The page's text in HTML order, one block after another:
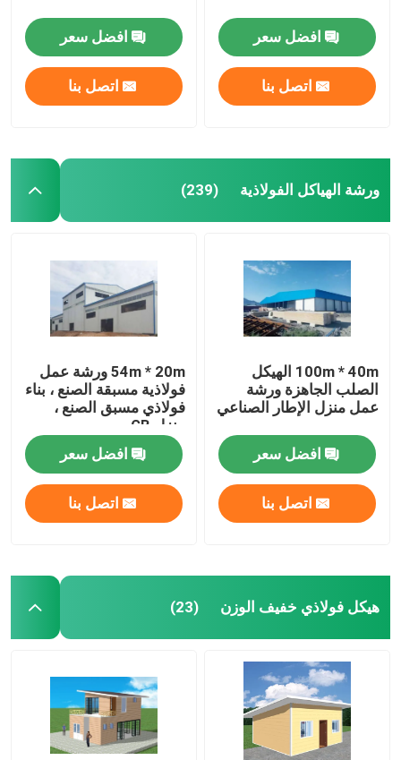
افضل سعر
اتصل بنا
افضل سعر
اتصل بنا
ورشة الهياكل الفولاذية (239)
100m * 40m الهيكل
الصلب الجاهزة ورشة
عمل منزل الإطار الصناعي
افضل سعر
اتصل بنا
54m * 20m ورشة عمل
فولاذية مسبقة الصنع ، بناء
فولاذي مسبق الصنع ،
منزل GB
افضل سعر
اتصل بنا
هيكل فولاذي خفيف الوزن (23)